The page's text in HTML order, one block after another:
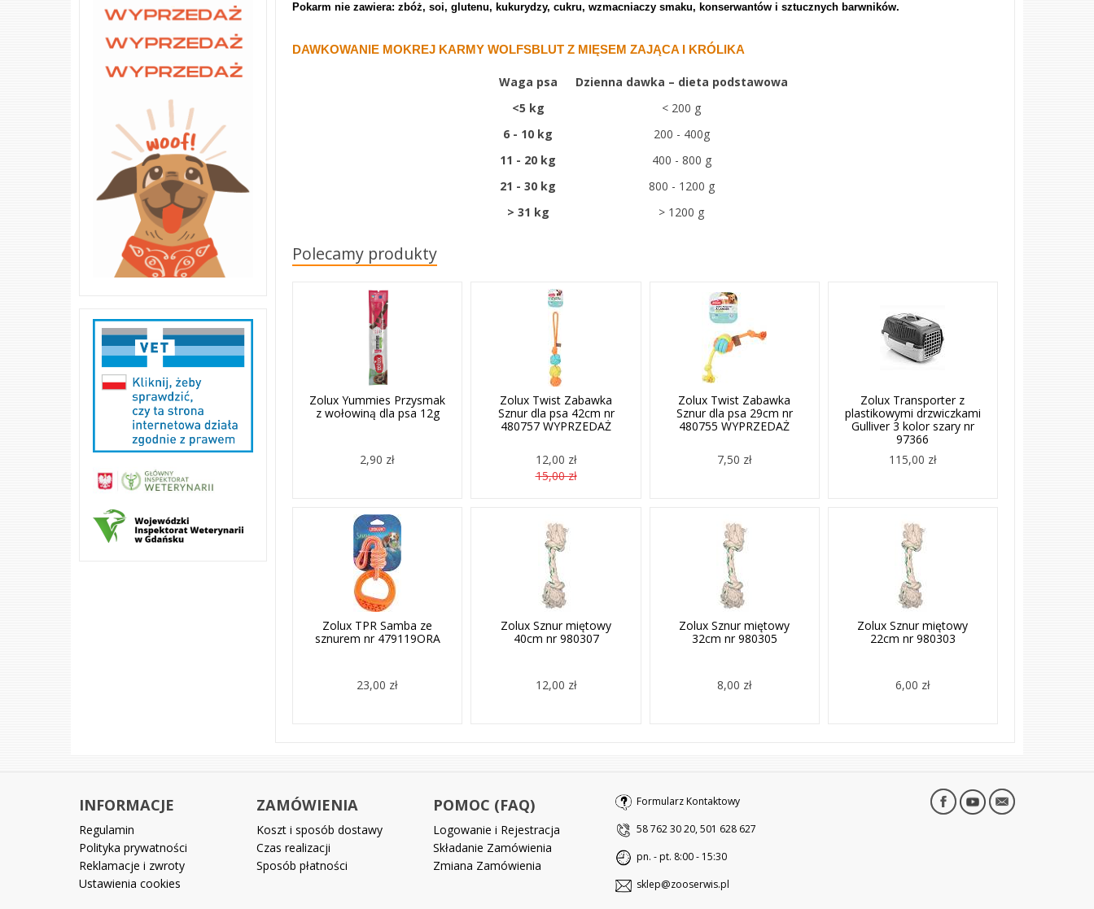
Pokarm nie zawiera: zbóż, soi, glutenu, kukurydzy, cukru, wzmacniaczy smaku, konserwantów i sztucznych barwników.
DAWKOWANIE MOKREJ KARMY WOLFSBLUT Z MIĘSEM ZAJĄCA I KRÓLIKA
Waga psa
Dzienna dawka – dieta podstawowa
<5 kg
< 200 g
6 - 10 kg
200 - 400g
11 - 20 kg
400 - 800 g
21 - 30 kg
800 - 1200 g
> 31 kg
> 1200 g
Polecamy produkty
Zolux Yummies Przysmak
z wołowiną dla psa 12g
2,90 zł
Zolux Twist Zabawka
Sznur dla psa 42cm nr
480757 WYPRZEDAŻ
12,00 zł
15,00 zł
Zolux Twist Zabawka
Sznur dla psa 29cm nr
480755 WYPRZEDAŻ
7,50 zł
Zolux Transporter z
plastikowymi drzwiczkami
Gulliver 3 kolor szary nr
97366
115,00 zł
Zolux TPR Samba ze
sznurem nr 479119ORA
23,00 zł
Zolux Sznur miętowy
40cm nr 980307
12,00 zł
Zolux Sznur miętowy
32cm nr 980305
8,00 zł
Zolux Sznur miętowy
22cm nr 980303
6,00 zł
INFORMACJE
Regulamin
Polityka prywatności
Reklamacje i zwroty
Ustawienia cookies
ZAMÓWIENIA
Koszt i sposób dostawy
Czas realizacji
Sposób płatności
POMOC (FAQ)
Logowanie i Rejestracja
Składanie Zamówienia
Zmiana Zamówienia
Formularz Kontaktowy
58 762 30 20, 501 628 627
pn. - pt. 8:00 - 15:30
sklep@zooserwis.pl